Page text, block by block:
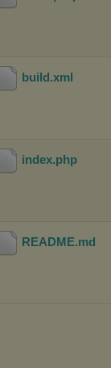
build .xml
index.php
README.md